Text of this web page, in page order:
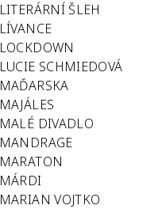
LITERÁRNÍ ŠLEH
LÍVANCE
LOCKDOWN
LUCIE SCHMIEDOVÁ
MAĎARSKA
MAJÁLES
MALÉ DIVADLO
MANDRAGE
MARATON
MÁRDI
MARIAN VOJTKO